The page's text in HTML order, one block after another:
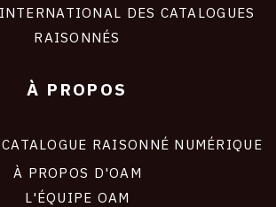
DES CATALOGUES
RAISONNÉS
À PROPOS
RAISONNÉ NUMÉRIQUE
À PROPOS D'OAM
L'ÉQUIPE OAM